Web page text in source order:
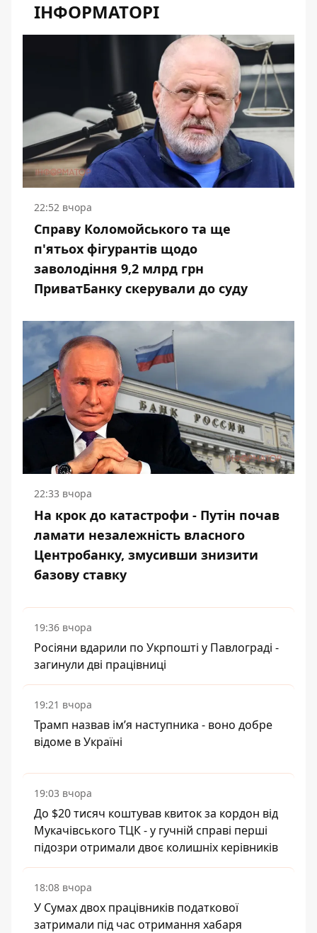
ІНФОРМАТОРІ
22:52 вчора
Справу Коломойського та ще
п'ятьох фігурантів щодо
заволодіння 9,2 млрд грн
ПриватБанку скерували до суду
22:33 вчора
На крок до катастрофи - Путін почав
ламати незалежність власного
Центробанку, змусивши знизити
базову ставку
19:36 вчора
Росіяни вдарили по Укрпошті у Павлограді -
загинули дві працівниці
19:21 вчора
Трамп назвав імʼя наступника - воно добре
відоме в Україні
19:03 вчора
До $20 тисяч коштував квиток за кордон від
Мукачівського ТЦК - у гучній справі перші
підозри отримали двоє колишніх керівників
18:08 вчора
У Сумах двох працівників податкової
затримали під час отримання хабаря